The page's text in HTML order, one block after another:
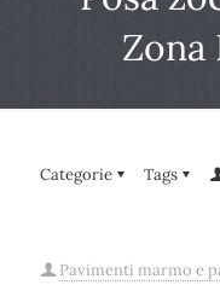
Zona
Categorie Tags
Pavimenti marmo e